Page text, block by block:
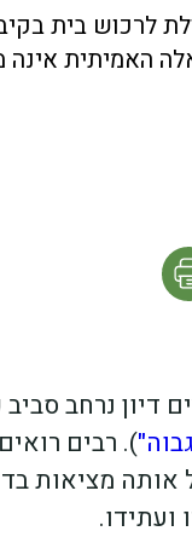
לרכוש בית
האמיתית אינה
דיון נרחב
). רבים
מציאות
ועתידו.